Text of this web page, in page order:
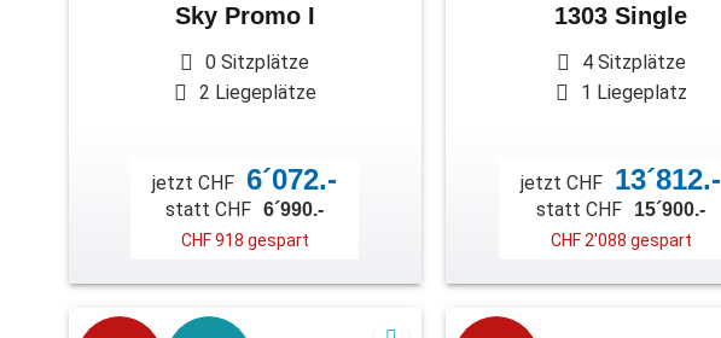
Sky Promo I
0 Sitzplätze
2 Liegeplätze
jetzt CHF 6´072.-
statt CHF 6´990.-
CHF 918 gespart
1303 Single
4 Sitzplätze
1 Liegeplatz
jetzt CHF 13´812.-
statt CHF 15´900.-
CHF 2'088 gespart